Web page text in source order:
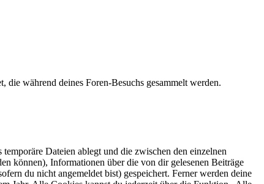
während deines Foren-Besuchs gesammelt werden.
Dateien ablegt und die zwischen den einzelnen
können), Informationen über die von dir gelesenen Beiträge
du nicht angemeldet bist) gespeichert. Ferner werden deine